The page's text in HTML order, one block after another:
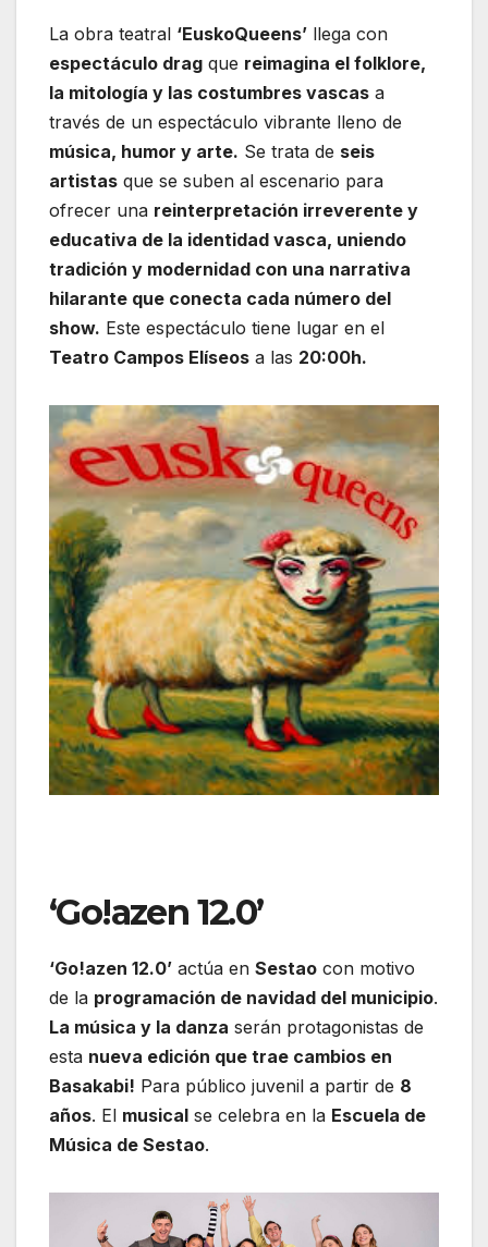
La obra teatral ‘EuskoQueens’ llega con
espectáculo drag que reimagina el folklore,
la mitología y las costumbres vascas a
través de un espectáculo vibrante lleno de
música, humor y arte. Se trata de seis
artistas que se suben al escenario para
ofrecer una reinterpretación irreverente y
educativa de la identidad vasca, uniendo
tradición y modernidad con una narrativa
hilarante que conecta cada número del
show. Este espectáculo tiene lugar en el
Teatro Campos Elíseos a las 20:00h.
‘Go!azen 12.0’
‘Go!azen 12.0’ actúa en Sestao con motivo
de la programación de navidad del municipio.
La música y la danza serán protagonistas de
esta nueva edición que trae cambios en
Basakabi! Para público juvenil a partir de 8
años. El musical se celebra en la Escuela de
Música de Sestao.